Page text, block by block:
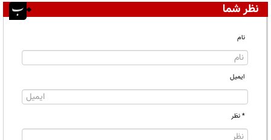
نظر شما
نام
ایمیل
* نظر